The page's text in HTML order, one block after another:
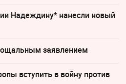
Надеждину* нанесли новый
заявлением
вступить в войну против